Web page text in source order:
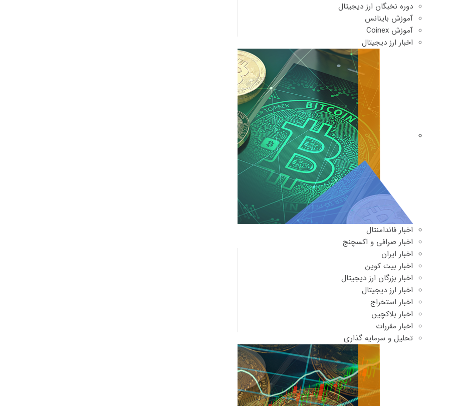
دوره نخبگان ارز دیجیتال
آموزش باینانس
آموزش Coinex
اخبار ارز دیجیتال
اخبار فاندامنتال
اخبار صرافی و اکسچنج
اخبار ایران
اخبار بیت کوین
اخبار بزرگان ارز دیجیتال
اخبار ارز دیجیتال
اخبار استخراج
اخبار بلاکچین
اخبار مقررات
تحلیل و سرمایه گذاری